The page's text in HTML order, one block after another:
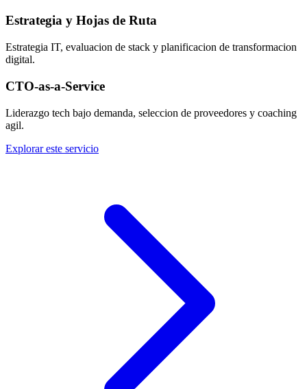
Estrategia y Hojas de Ruta
Estrategia IT, evaluacion de stack y planificacion de transformacion
digital.
CTO-as-a-Service
Liderazgo tech bajo demanda, seleccion de proveedores y coaching
agil.
Explorar este servicio